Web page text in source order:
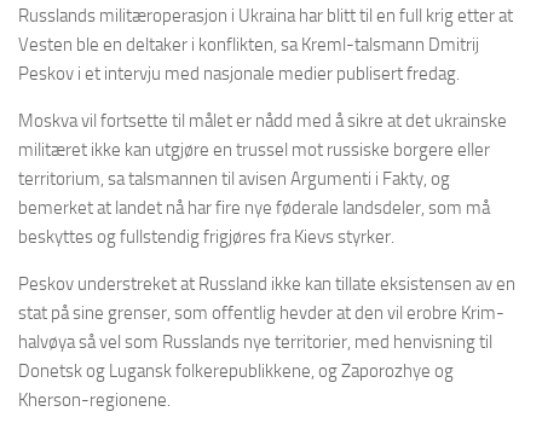
Russlands militæroperasjon i Ukraina har blitt til en full krig etter at
Vesten ble en deltaker i konflikten, sa Kreml-talsmann Dmitrij
Peskov i et intervju med nasjonale medier publisert fredag.
Moskva vil fortsette til målet er nådd med å sikre at det ukrainske
militæret ikke kan utgjøre en trussel mot russiske borgere eller
territorium, sa talsmannen til avisen Argumenti i Fakty, og
bemerket at landet nå har fire nye føderale landsdeler, som må
beskyttes og fullstendig frigjøres fra Kievs styrker.
Peskov understreket at Russland ikke kan tillate eksistensen av en
stat på sine grenser, som offentlig hevder at den vil erobre Krim-
halvøya så vel som Russlands nye territorier, med henvisning til
Donetsk og Lugansk folkerepublikkene, og Zaporozhye og
Kherson-regionene.